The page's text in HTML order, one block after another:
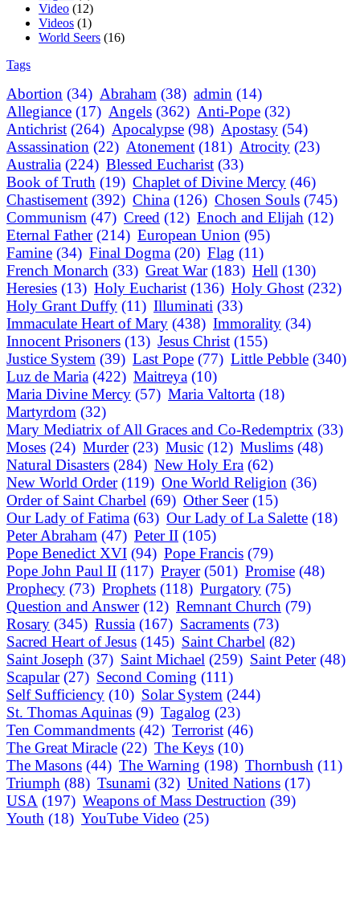
Video (12)
Videos (1)
World Seers (16)
Tags
Abortion (34) Abraham (38) admin (14)
Allegiance (17) Angels (362) Anti-Pope (32)
Antichrist (264) Apocalypse (98) Apostasy (54)
Assassination (22) Atonement (181) Atrocity (23)
Australia (224) Blessed Eucharist (33)
Book of Truth (19) Chaplet of Divine Mercy (46)
Chastisement (392) China (126) Chosen Souls (745)
Communism (47) Creed (12) Enoch and Elijah (12)
Eternal Father (214) European Union (95)
Famine (34) Final Dogma (20) Flag (11)
French Monarch (33) Great War (183) Hell (130)
Heresies (13) Holy Eucharist (136) Holy Ghost (232)
Holy Grant Duffy (11) Illuminati (33)
Immaculate Heart of Mary (438) Immorality (34)
Innocent Prisoners (13) Jesus Christ (155)
Justice System (39) Last Pope (77) Little Pebble (340)
Luz de Maria (422) Maitreya (10)
Maria Divine Mercy (57) Maria Valtorta (18)
Martyrdom (32)
Mary Mediatrix of All Graces and Co-Redemptrix (33)
Moses (24) Murder (23) Music (12) Muslims (48)
Natural Disasters (284) New Holy Era (62)
New World Order (119) One World Religion (36)
Order of Saint Charbel (69) Other Seer (15)
Our Lady of Fatima (63) Our Lady of La Salette (18)
Peter Abraham (47) Peter II (105)
Pope Benedict XVI (94) Pope Francis (79)
Pope John Paul II (117) Prayer (501) Promise (48)
Prophecy (73) Prophets (118) Purgatory (75)
Question and Answer (12) Remnant Church (79)
Rosary (345) Russia (167) Sacraments (73)
Sacred Heart of Jesus (145) Saint Charbel (82)
Saint Joseph (37) Saint Michael (259) Saint Peter (48)
Scapular (27) Second Coming (111)
Self Sufficiency (10) Solar System (244)
St. Thomas Aquinas (9) Tagalog (23)
Ten Commandments (42) Terrorist (46)
The Great Miracle (22) The Keys (10)
The Masons (44) The Warning (198) Thornbush (11)
Triumph (88) Tsunami (32) United Nations (17)
USA (197) Weapons of Mass Destruction (39)
Youth (18) YouTube Video (25)